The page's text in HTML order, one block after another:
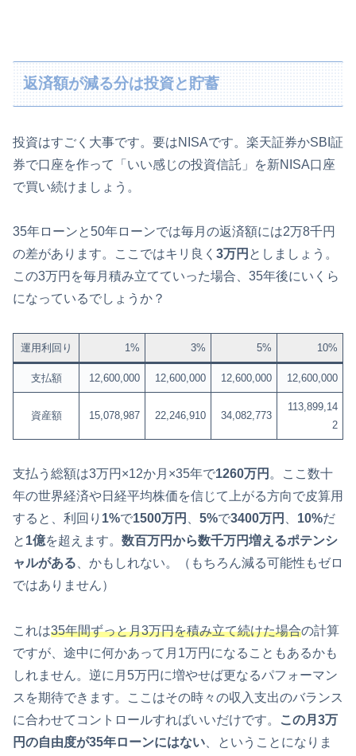
返済額が減る分は投資と貯蓄
投資はすごく大事です。要はNISAです。楽天証券かSBI証
券で口座を作って「いい感じの投資信託」を新NISA口座
で買い続けましょう。
35年ローンと50年ローンでは毎月の返済額には2万8千円
の差があります。ここではキリ良く 3万円 としましょう。
この3万円を毎月積み立てていった場合、35年後にいくら
になっているでしょうか？
運用利回り 1% 3% 5% 10%
支払額 12,600,000 12,600,000 12,600,000 12,600,000
資産額 15,078,987 22,246,910 34,082,773
113,899,14
2
支払う総額は3万円×12か月×35年で1260万円 。ここ数十
年の世界経済や日経平均株価を信じて上がる方向で皮算用
すると、利回り 1%で1500万円 5%で3400万円 10%だ
と 1億を超えます。 数百万円から数千万円増えるポテンシ
ャルがある 、かもしれない。（もちろん減る可能性もゼロ
ではありません）
これは35年間ずっと月3万円を積み立て続けた場合の計算
ですが、途中に何かあって月1万円になることもあるかも
しれません。逆に月5万円に増やせば更なるパフォーマン
スを期待できます。ここはその時々の収入支出のバランス
に合わせてコントロールすればいいだけです。
この月3万
円の自由度が35年ローンにはない 、ということになりま